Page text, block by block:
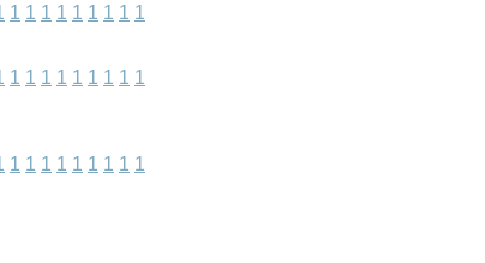
1 1 1 1 1 1 1 1 1
1 1 1 1 1 1 1 1 1
1 1 1 1 1 1 1 1 1